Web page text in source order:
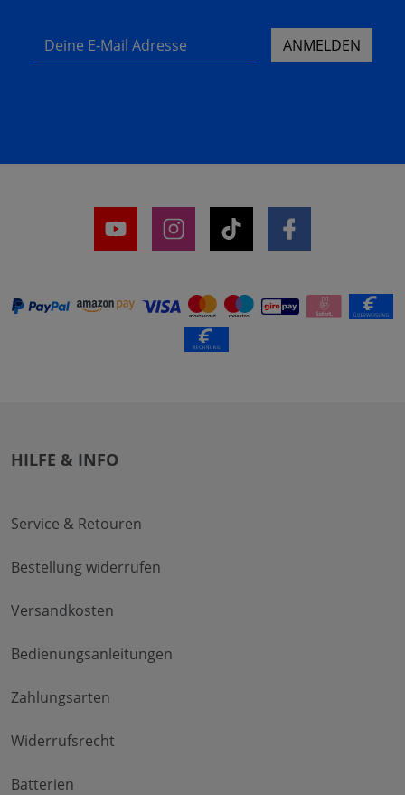
Deine E-Mail Adresse ANMELDEN
HILFE & INFO
Service & Retouren
Bestellung widerrufen
Versandkosten
Bedienungsanleitungen
Zahlungsarten
Widerrufsrecht
Batterien